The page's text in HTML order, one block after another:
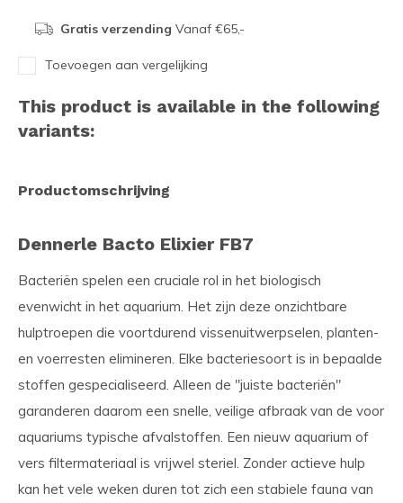
Gratis verzending Vanaf €65,-
Toevoegen aan vergelijking
This product is available in the following
variants:
Productomschrijving
Dennerle Bacto Elixier FB7
Bacteriën spelen een cruciale rol in het biologisch
evenwicht in het aquarium. Het zijn deze onzichtbare
hulptroepen die voortdurend vissenuitwerpselen, planten-
en voerresten elimineren. Elke bacteriesoort is in bepaalde
stoffen gespecialiseerd. Alleen de "juiste bacteriën"
garanderen daarom een snelle, veilige afbraak van de voor
aquariums typische afvalstoffen. Een nieuw aquarium of
vers filtermateriaal is vrijwel steriel. Zonder actieve hulp
kan het vele weken duren tot zich een stabiele fauna van